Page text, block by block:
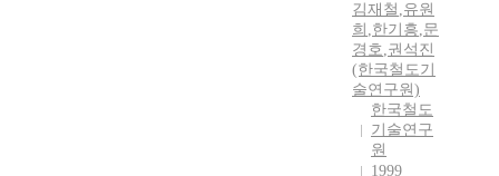
김재철 ,유원
희 ,한기흥,문
경호,권석진
(한국철도기
술연구원)
한국철도
기술연구
원
1999